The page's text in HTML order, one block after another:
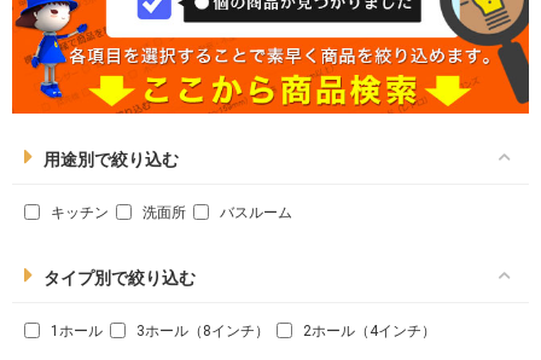
用途別で絞り込む
キッチン 洗面所 バスルーム
タイプ別で絞り込む
1ホール 3ホール（8インチ） 2ホール（4インチ）